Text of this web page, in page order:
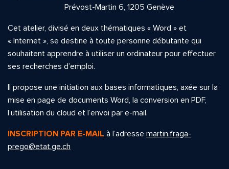
Prévost-Martin 6, 1205 Genève
Cet atelier, divisé en deux thématiques « Word » et
« Internet », se destine à toute personne débutante qui
souhaitent apprendre à utiliser un ordinateur pour effectuer
ses recherches d’emploi.
Il propose une initiation aux bases informatiques, axée sur la
mise en page de documents Word, la conversion en PDF,
l’utilisation du cloud et l’envoi par e-mail.
INSCRIPTION PAR E-MAIL à l’adresse martin.fraga-
prego@etat.ge.ch